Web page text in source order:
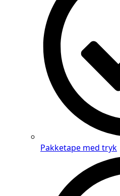
Pakketape med tryk